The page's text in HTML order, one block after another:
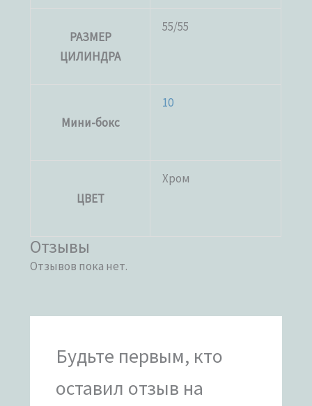
РАЗМЕР
ЦИЛИНДРА
55/55
Мини-бокс
10
ЦВЕТ
Хром
Отзывы
Отзывов пока нет.
Будьте первым, кто
оставил отзыв на